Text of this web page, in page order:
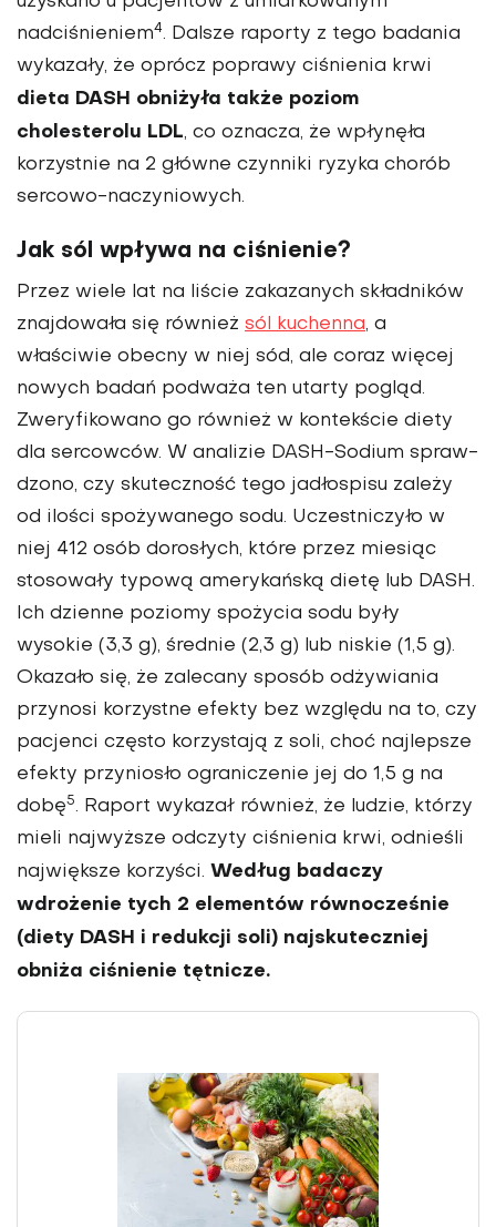
nadciśnieniem4. Dalsze raporty z tego badania
wykazały, że oprócz poprawy ciśnie­nia krwi
dieta DASH obniżyła także poziom
cholesterolu LDL, co ozna­cza, że wpłynęła
korzystnie na 2 główne czynniki ryzyka chorób
sercowo-naczyniowych.
Jak sól wpływa na ciśnienie?
Przez wiele lat na liście zakazanych składników
znajdowała się również sól kuchenna, a
właściwie obecny w niej sód, ale coraz więcej
nowych badań podważa ten utarty pogląd.
Zweryfikowano go również w kon­tekście diety
dla sercowców. W analizie DASH-Sodium spraw­
dzono, czy skuteczność tego jadło­spisu zależy
od ilości spożywanego sodu. Uczestniczyło w
niej 412 osób dorosłych, które przez miesiąc
stoso­wały typową amerykańską dietę lub DASH.
Ich dzienne poziomy spoży­cia sodu były
wysokie (3,3 g), śred­nie (2,3 g) lub niskie (1,5 g).
Okazało się, że zalecany sposób odżywiania
przynosi korzystne efekty bez względu na to, czy
pacjenci często korzy­stają z soli, choć najlepsze
efekty przyniosło ograniczenie jej do 1,5 g na
dobę5. Raport wykazał również, że ludzie, którzy
mieli najwyższe odczyty ciśnienia krwi, odnieśli
największe korzyści. Według badaczy
wdrożenie tych 2 elementów równocześnie
(diety DASH i redukcji soli) najskuteczniej
obniża ciśnienie tętnicze.